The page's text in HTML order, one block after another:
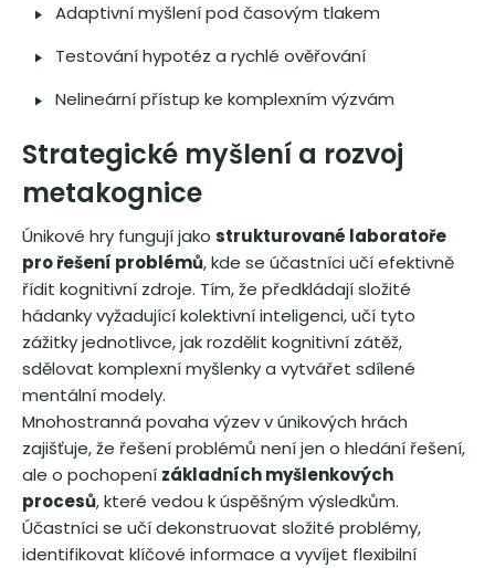
Adaptivní myšlení pod časovým tlakem
Testování hypotéz a rychlé ověřování
Nelineární přístup ke komplexním výzvám
Strategické myšlení a rozvoj
metakognice
Únikové hry fungují jako strukturované laboratoře
pro řešení problémů, kde se účastníci učí efektivně
řídit kognitivní zdroje. Tím, že předkládají složité
hádanky vyžadující kolektivní inteligenci, učí tyto
zážitky jednotlivce, jak rozdělit kognitivní zátěž,
sdělovat komplexní myšlenky a vytvářet sdílené
mentální modely.
Mnohostranná povaha výzev v únikových hrách
zajišťuje, že řešení problémů není jen o hledání řešení,
ale o pochopení základních myšlenkových
procesů, které vedou k úspěšným výsledkům.
Účastníci se učí dekonstruovat složité problémy,
identifikovat klíčové informace a vyvíjet flexibilní